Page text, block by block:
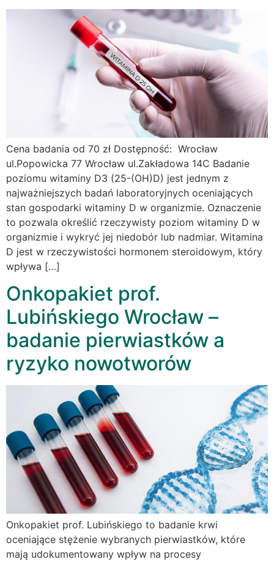
Cena badania od 70 zł Dostępność: Wrocław
ul.Popowicka 77 Wrocław ul.Zakładowa 14C Badanie
poziomu witaminy D3 (25-(OH)D) jest jednym z
najważniejszych badań laboratoryjnych oceniających
stan gospodarki witaminy D w organizmie. Oznaczenie
to pozwala określić rzeczywisty poziom witaminy D w
organizmie i wykryć jej niedobór lub nadmiar. Witamina
D jest w rzeczywistości hormonem steroidowym, który
wpływa […]
Onkopakiet prof.
Lubińskiego Wrocław –
badanie pierwiastków a
ryzyko nowotworów
Onkopakiet prof. Lubińskiego to badanie krwi
oceniające stężenie wybranych pierwiastków, które
mają udokumentowany wpływ na procesy